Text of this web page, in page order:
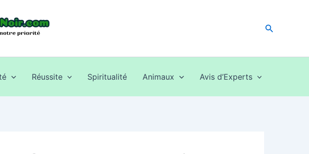
Réussite Spiritualité Animaux Avis d’Experts